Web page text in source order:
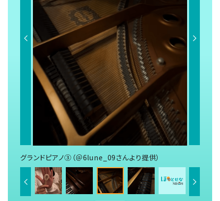
グランドピアノ③（＠6lune_09さんより提供）